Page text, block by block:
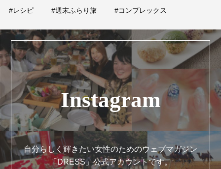
#レシピ #週末ふらり旅 #コンプレックス
Instagram
自分らしく輝きたい女性のためのウェブマガジン
「DRESS」公式アカウントです。